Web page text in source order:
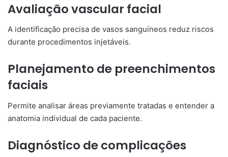
Avaliação vascular facial
A identificação precisa de vasos sanguíneos reduz riscos
durante procedimentos injetáveis.
Planejamento de preenchimentos
faciais
Permite analisar áreas previamente tratadas e entender a
anatomia individual de cada paciente.
Diagnóstico de complicações